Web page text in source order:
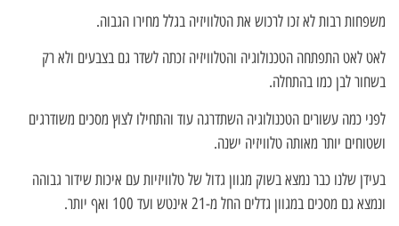
משפחות רבות לא זכו לרכוש את הטלוויזיה בגלל מחירו הגבוה.
לאט לאט התפתחה הטכנולוגיה והטלוויזיה זכתה לשדר גם בצבעים ולא רק
בשחור לבן כמו בהתחלה.
לפני כמה עשורים הטכנולוגיה השתדרגה עוד והתחילו לצוץ מסכים משודרגים
ושטוחים יותר מאותה טלוויזיה ישנה.
בעידן שלנו כבר נמצא בשוק מגוון גדול של טלוויזיות עם איכות שידור גבוהה
ונמצא גם מסכים במגוון גדלים החל מ-21 אינטש ועד 100 ואף יותר.